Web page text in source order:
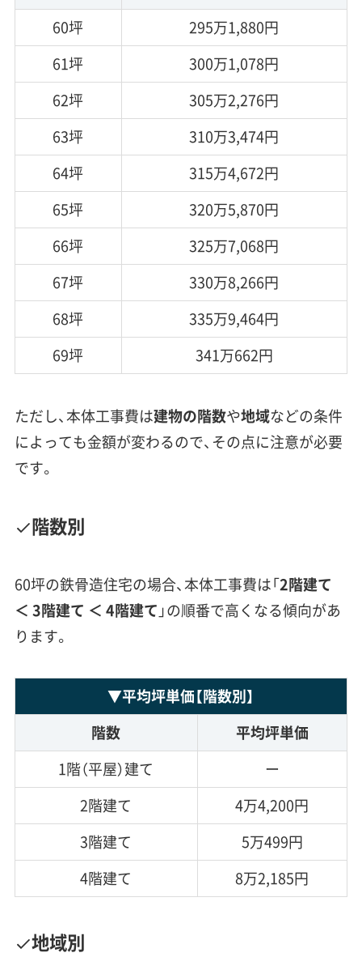
60坪
295万1,880円
61坪
300万1,078円
62坪
305万2,276円
63坪
310万3,474円
64坪
315万4,672円
65坪
320万5,870円
66坪
325万7,068円
67坪
330万8,266円
68坪
335万9,464円
69坪
341万662円
ただし、本体工事費は建物の階数や地域などの条件
によっても金額が変わるので、その点に注意が必要
です。
階数別
60坪の鉄骨造住宅の場合、本体工事費は「2階建て
＜ 3階建て ＜ 4階建て 」の順番で高くなる傾向があ
ります。
▼平均坪単価【階数別】
階数
平均坪単価
1階（平屋）建て
ー
2階建て
4万4,200円
3階建て
5万499円
4階建て
8万2,185円
地域別